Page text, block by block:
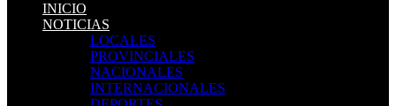
INICIO
NOTICIAS
LOCALES
PROVINCIALES
NACIONALES
INTERNACIONALES